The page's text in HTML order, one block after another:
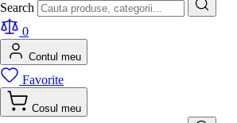
Search
0
Contul meu
Favorite
Cosul meu